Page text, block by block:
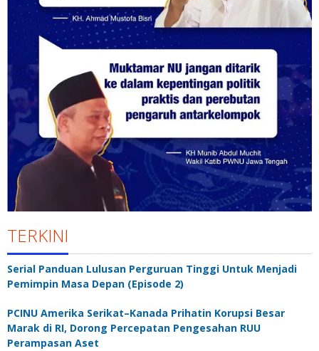
TERKINI
Serial Panduan Lulusan Perguruan Tinggi Untuk Menjadi
Pemimpin Masa Depan (Episode 2)
PCINU Amerika Serikat–Kanada Prihatin Korupsi Besar
Marak di RI, Dorong Percepatan Pengesahan RUU
Perampasan Aset